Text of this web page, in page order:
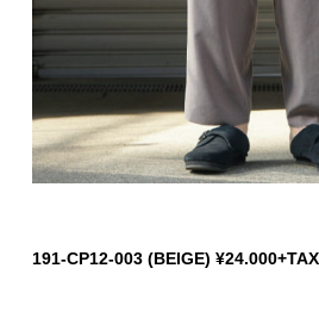
191-CP12-003 (BEIGE)